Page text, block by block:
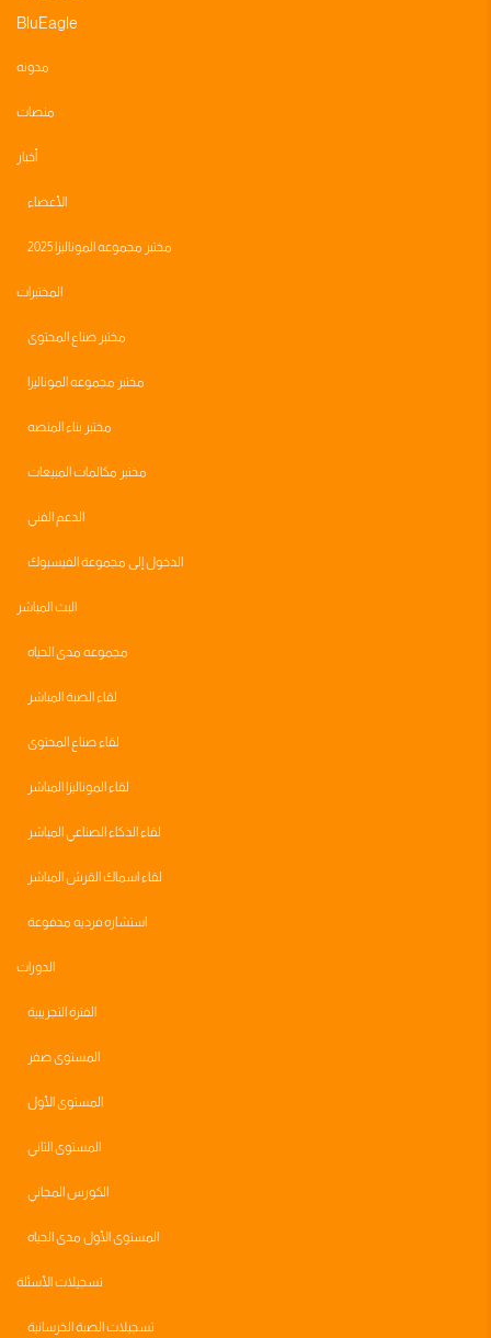
BluEagle
مدونه
منصات
أخبار
الأعضاء
مختبر مجموعه الموناليزا 2025
المختبرات
مختبر صناع المحتوى
مختبر مجموعه الموناليزا
مختبر بناء المنصه
مختبر مكالمات المبيعات
الدعم الفني
الدخول إلى مجموعة الفيسبوك
البث المباشر
مجموعه مدى الحياه
لقاء الصبة المباشر
لقاء صناع المحتوى
لقاء الموناليزا المباشر
لقاء الذكاء الصناعي المباشر
لقاء اسماك القرش المباشر
استشاره فرديه مدفوعة
الدورات
الفترة التجريبية
المستوى صفر
المستوى الأول
المستوى الثاني
الكورس المجاني
المستوى الأول مدى الحياه
تسجيلات الأسئلة
تسجيلات الصبة الخرسانية